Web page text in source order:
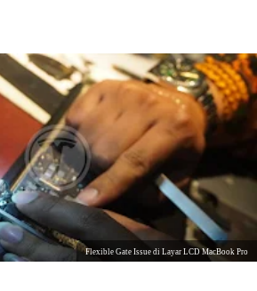
Flexible Gate Issue di Layar LCD MacBook Pro